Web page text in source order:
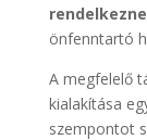
önfenntartó
A megfelelő
kialakítása
szempontot